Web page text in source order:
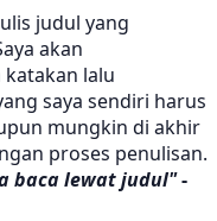
judul yang
akan
lalu
saya sendiri harus
mungkin di akhir
proses penulisan.
baca lewat judul"-